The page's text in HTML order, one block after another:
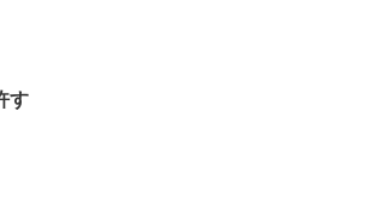
す